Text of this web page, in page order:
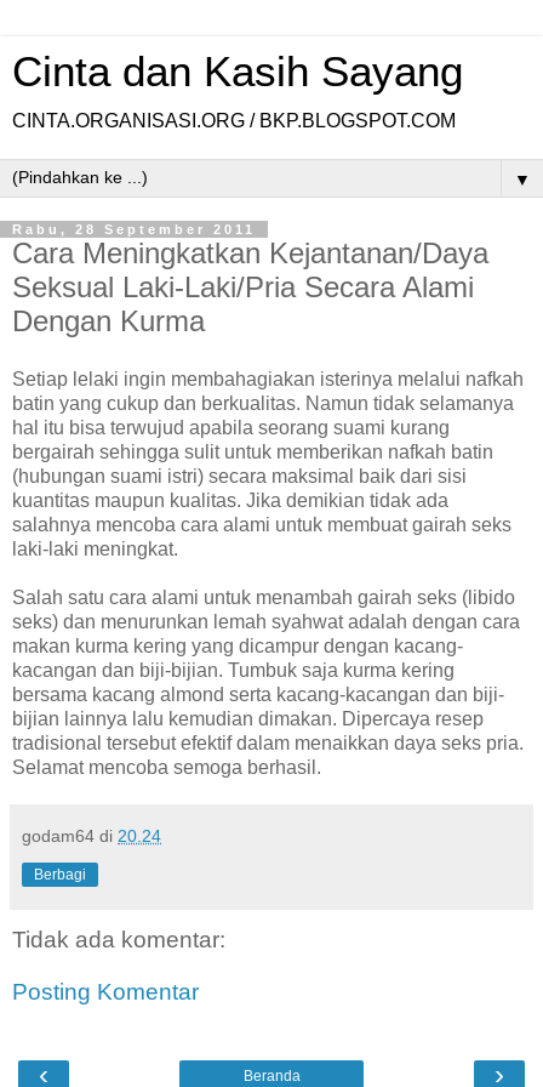
Cinta dan Kasih Sayang
CINTA.ORGANISASI.ORG / BKP.BLOGSPOT.COM
▼
Rabu, 28 September 2011
Cara Meningkatkan Kejantanan/Daya
Seksual Laki-Laki/Pria Secara Alami
Dengan Kurma
Setiap lelaki ingin membahagiakan isterinya melalui nafkah
batin yang cukup dan berkualitas. Namun tidak selamanya
hal itu bisa terwujud apabila seorang suami kurang
bergairah sehingga sulit untuk memberikan nafkah batin
(hubungan suami istri) secara maksimal baik dari sisi
kuantitas maupun kualitas. Jika demikian tidak ada
salahnya mencoba cara alami untuk membuat gairah seks
laki-laki meningkat.
Salah satu cara alami untuk menambah gairah seks (libido
seks) dan menurunkan lemah syahwat adalah dengan cara
makan kurma kering yang dicampur dengan kacang-
kacangan dan biji-bijian. Tumbuk saja kurma kering
bersama kacang almond serta kacang-kacangan dan biji-
bijian lainnya lalu kemudian dimakan. Dipercaya resep
tradisional tersebut efektif dalam menaikkan daya seks pria.
Selamat mencoba semoga berhasil.
godam64 di 20.24
Berbagi
Tidak ada komentar:
Posting Komentar
‹ ›
Beranda